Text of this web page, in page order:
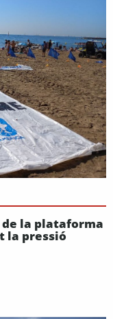
de la plataforma
la pressió